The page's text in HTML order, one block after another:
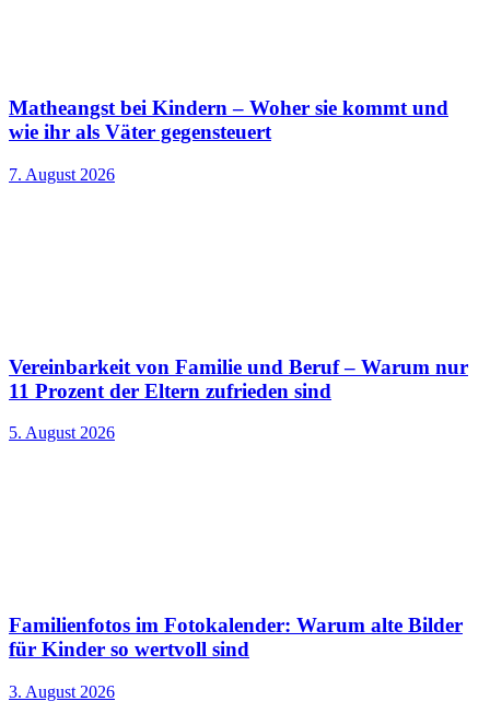
Matheangst bei Kindern – Woher sie kommt und
wie ihr als Väter gegensteuert
7. August 2026
Vereinbarkeit von Familie und Beruf – Warum nur
11 Prozent der Eltern zufrieden sind
5. August 2026
Familienfotos im Fotokalender: Warum alte Bilder
für Kinder so wertvoll sind
3. August 2026